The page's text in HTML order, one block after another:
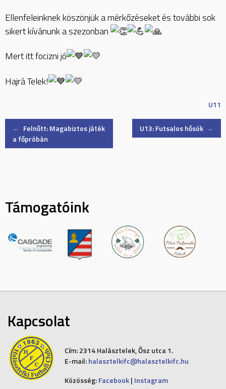
Ellenfeleinknek köszönjük a mérkőzéseket és további sok
sikert kívánunk a szezonban
Mert itt focizni jó
Hajrá Telek!
U11
Post
← Felnőtt: Magabiztos játék
a főpróbán
U13: Futsalos hősök →
Támogatóink
Kapcsolat
Cím:2314 Halásztelek, Ősz utca 1.
E-mail: halasztelkifc@halasztelkifc.hu
Közösség: Facebook| Instagram